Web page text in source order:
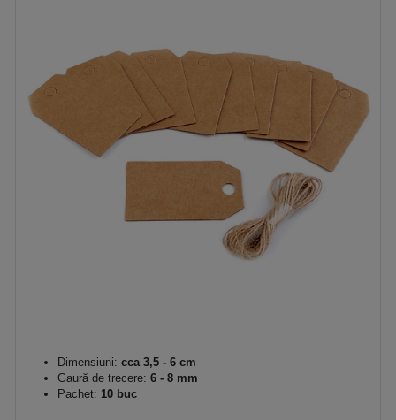
Dimensiuni: cca 3,5 - 6 cm
Gaură de trecere: 6 - 8 mm
Pachet: 10 buc